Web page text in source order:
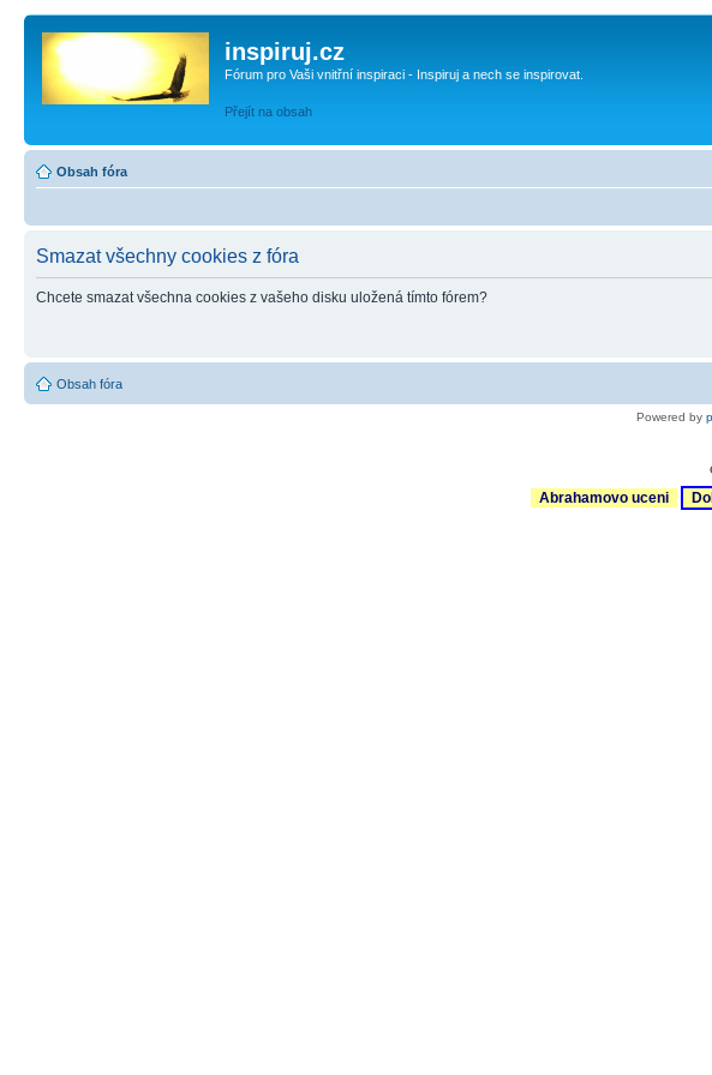
inspiruj.cz
Fórum pro Vaši vnitřní inspiraci - Inspiruj a nech se inspirovat.
Přejít na obsah
Obsah fóra
Smazat všechny cookies z fóra
Chcete smazat všechna cookies z vašeho disku uložená tímto fórem?
Obsah fóra
Powered by
Abrahamovo uceni